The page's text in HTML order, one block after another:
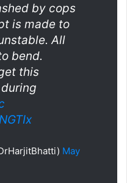
by cops
is made to
All
bend.
this
May